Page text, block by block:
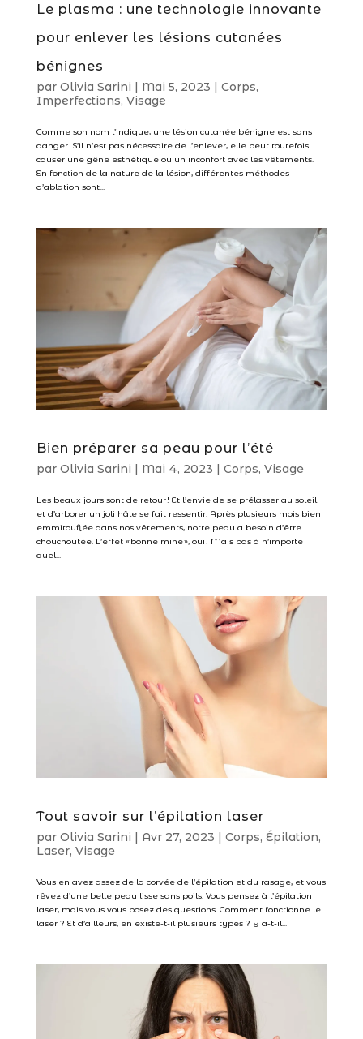
Le plasma : une technologie innovante
pour enlever les lésions cutanées
bénignes
par Olivia Sarini | Mai 5, 2023 | Corps,
Imperfections, Visage
Comme son nom l’indique, une lésion cutanée bénigne est sans
danger. S’il n’est pas nécessaire de l’enlever, elle peut toutefois
causer une gêne esthétique ou un inconfort avec les vêtements.
En fonction de la nature de la lésion, différentes méthodes
d’ablation sont...
Bien préparer sa peau pour l’été
par Olivia Sarini | Mai 4, 2023 | Corps, Visage
Les beaux jours sont de retour ! Et l’envie de se prélasser au soleil
et d’arborer un joli hâle se fait ressentir. Après plusieurs mois bien
emmitouflée dans nos vêtements, notre peau a besoin d’être
chouchoutée. L’effet « bonne mine », oui ! Mais pas à n’importe
quel...
Tout savoir sur l’épilation laser
par Olivia Sarini | Avr 27, 2023 | Corps, Épilation,
Laser, Visage
Vous en avez assez de la corvée de l’épilation et du rasage, et vous
rêvez d’une belle peau lisse sans poils. Vous pensez à l’épilation
laser, mais vous vous posez des questions. Comment fonctionne le
laser ? Et d’ailleurs, en existe-t-il plusieurs types ? Y a-t-il...